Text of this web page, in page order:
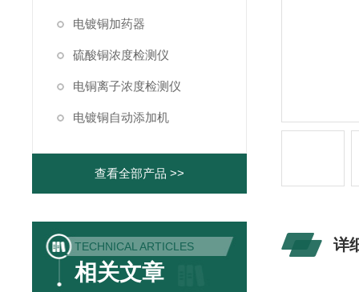
电镀铜加药器
硫酸铜浓度检测仪
电铜离子浓度检测仪
电镀铜自动添加机
查看全部产品 >>
TECHNICAL ARTICLES
相关文章
详